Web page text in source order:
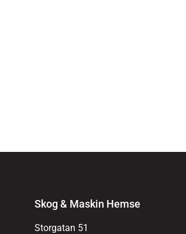
Skog & Maskin Hemse
Storgatan 51